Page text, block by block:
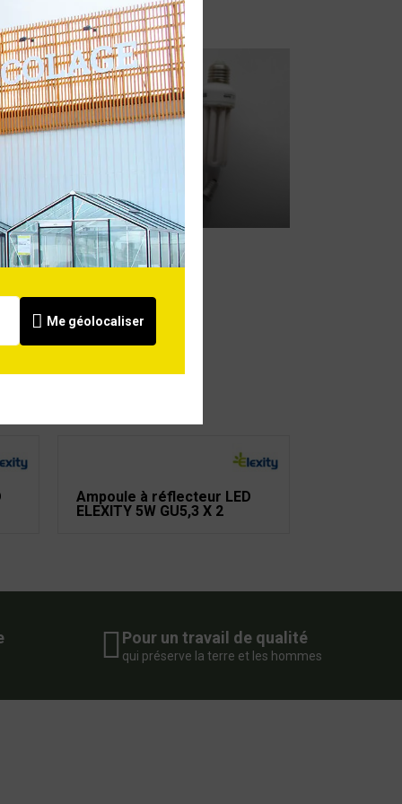
d'achat
Ampoule à réflecteur LED
ELEXITY 5W GU5,3 X 2
Pour un travail de qualité
qui préserve la terre et les hommes
Me géolocaliser